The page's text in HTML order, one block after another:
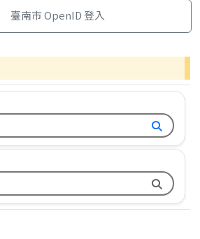
臺南市 OpenID 登入
全球資訊網關鍵字
舊校網關鍵字